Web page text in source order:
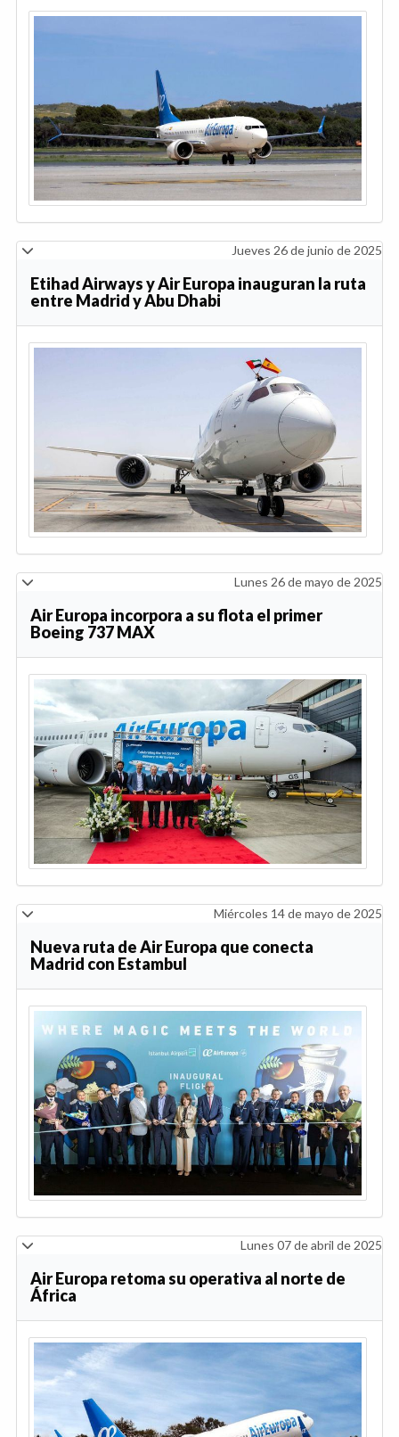
Jueves 26 de junio de 2025
Etihad Airways y Air Europa inauguran la ruta
entre Madrid y Abu Dhabi
Lunes 26 de mayo de 2025
Air Europa incorpora a su flota el primer
Boeing 737 MAX
Miércoles 14 de mayo de 2025
Nueva ruta de Air Europa que conecta
Madrid con Estambul
Lunes 07 de abril de 2025
Air Europa retoma su operativa al norte de
África